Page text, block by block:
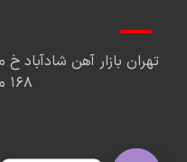
تهران بازار آهن
۱۶۸ مجتمع رضا